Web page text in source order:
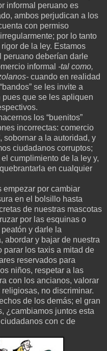
informal peruano es
ambos perjudican a los
con permiso
por lo tanto
de la ley. Estamos
peruano deberían darle
informal -tal como,
cuando en realidad
se les invite a
que se les apliquen
los “buenitos”
incorrectas: comercio
sobornar a la autoridad, y
ciudadanos corruptos;
cumplimiento de la ley y,
en cualquier
empezar por cambiar
en el bolsillo hasta
de nuestras mascotas
por las esquinas o
y darle la
abordar y bajar de nuestra
parar los taxis a mitad de
reservados para
niños, respetar a las
con los ancianos, valorar
no discriminar.
de los demás; el gran
¿cambiamos juntos esta
con c de